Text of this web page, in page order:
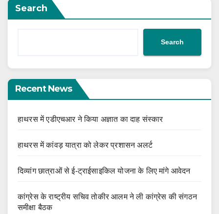
Search
Search
Recent News
हाथरस में एडीएचआर ने किया अज्ञात का दाह संस्कार
हाथरस में कांवड़ यात्रा को लेकर प्रशासन अलर्ट
दिव्यांग छात्राओं से ई-ट्राईसाइकिल योजना के लिए मांगे आवेदन
कांग्रेस के राष्ट्रीय सचिव तोकीर आलम ने ली कांग्रेस की संगठन
समीक्षा बैठक